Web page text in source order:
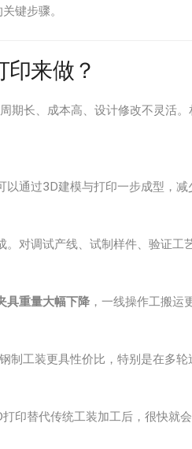
键步骤。
印来做？
期长、成本高、设计修改不灵活。
通过3D建模与打印一步成型，减
对调试产线、试制样件、验证工
具重量大幅下降 ，一线操作工搬运
制工装更具性价比，特别是在多
印替代传统工装加工后，很快就